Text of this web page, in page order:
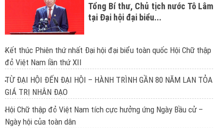
Tổng Bí thư, Chủ tịch nước Tô Lâm
tại Đại hội đại biểu...
Kết thúc Phiên thứ nhất Đại hội đại biểu toàn quốc Hội Chữ thập
đỏ Việt Nam lần thứ XII
TỪ ĐẠI HỘI ĐẾN ĐẠI HỘI – HÀNH TRÌNH GẦN 80 NĂM LAN TỎA
GIÁ TRỊ NHÂN ĐẠO
Hội Chữ thập đỏ Việt Nam tích cực hưởng ứng Ngày Bầu cử –
Ngày hội của toàn dân